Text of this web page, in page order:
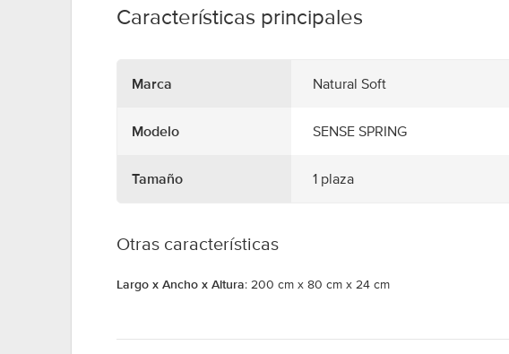
Características principales
Marca Natural Soft
Modelo SENSE SPRING
Tamaño 1 plaza
Otras características
Largo x Ancho x Altura: 200 cm x 80 cm x 24 cm